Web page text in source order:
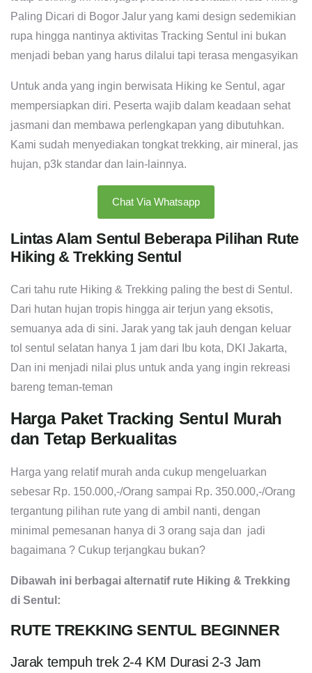
Paling Dicari di Bogor Jalur yang kami design sedemikian
rupa hingga nantinya aktivitas Tracking Sentul ini bukan
menjadi beban yang harus dilalui tapi terasa mengasyikan
Untuk anda yang ingin berwisata Hiking ke Sentul, agar
mempersiapkan diri. Peserta wajib dalam keadaan sehat
jasmani dan membawa perlengkapan yang dibutuhkan.
Kami sudah menyediakan tongkat trekking, air mineral, jas
hujan, p3k standar dan lain-lainnya.
Chat Via Whatsapp
Lintas Alam Sentul Beberapa Pilihan Rute
Hiking & Trekking Sentul
Cari tahu rute Hiking & Trekking paling the best di Sentul.
Dari hutan hujan tropis hingga air terjun yang eksotis,
semuanya ada di sini. Jarak yang tak jauh dengan keluar
tol sentul selatan hanya 1 jam dari Ibu kota, DKI Jakarta,
Dan ini menjadi nilai plus untuk anda yang ingin rekreasi
bareng teman-teman
Harga Paket Tracking Sentul Murah
dan Tetap Berkualitas
Harga yang relatif murah anda cukup mengeluarkan
sebesar Rp. 150.000,-/Orang sampai Rp. 350.000,-/Orang
tergantung pilihan rute yang di ambil nanti, dengan
minimal pemesanan hanya di 3 orang saja dan jadi
bagaimana ? Cukup terjangkau bukan?
Dibawah ini berbagai alternatif rute Hiking & Trekking
di Sentul:
RUTE TREKKING SENTUL BEGINNER
Jarak tempuh trek 2-4 KM Durasi 2-3 Jam